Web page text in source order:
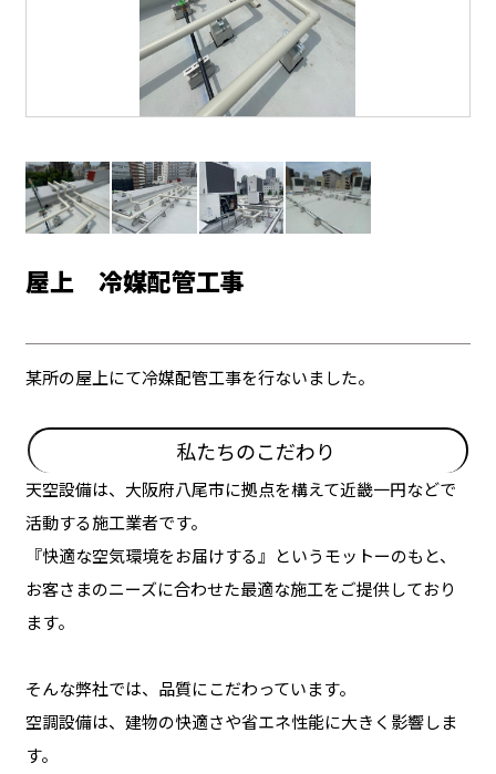
屋上 冷媒配管工事
某所の屋上にて冷媒配管工事を行ないました。
私たちのこだわり
天空設備は、大阪府八尾市に拠点を構えて近畿一円などで
活動する施工業者です。
『快適な空気環境をお届けする』というモットーのもと、
お客さまのニーズに合わせた最適な施工をご提供しており
ます。
そんな弊社では、品質にこだわっています。
空調設備は、建物の快適さや省エネ性能に大きく影響しま
す。